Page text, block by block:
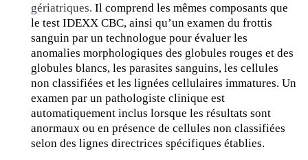
gériatriques. Il comprend les mêmes composants que
le test IDEXX CBC, ainsi qu’un examen du frottis
sanguin par un technologue pour évaluer les
anomalies morphologiques des globules rouges et des
globules blancs, les parasites sanguins, les cellules
non classifiées et les lignées cellulaires immatures. Un
examen par un pathologiste clinique est
automatiquement inclus lorsque les résultats sont
anormaux ou en présence de cellules non classifiées
selon des lignes directrices spécifiques établies.